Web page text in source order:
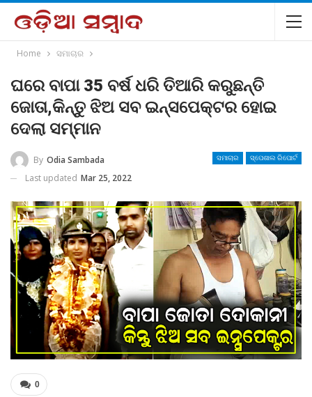
Home ସମାଚାର
ଘରେ ବାପା 35 ବର୍ଷ ଧରି ତିଆରି କରୁଛନ୍ତି
ଜୋତା,କିନ୍ତୁ ଝିଅ ସବ ଇନ୍ସପେକ୍ଟର ହୋଇ
ଦେଲା ସମ୍ମାନ
ସମାଚାର ସ୍ପେଶାଲ ରିପୋର୍ଟ
By Odia Sambada
Last updated Mar 25, 2022
0